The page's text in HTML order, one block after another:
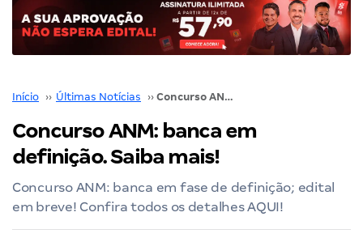
Início ›› Últimas Notícias ›› Concurso ANM: banca em definição. Saiba mais!
Concurso ANM: banca em
definição. Saiba mais!
Concurso ANM: banca em fase de definição; edital
em breve! Confira todos os detalhes AQUI!